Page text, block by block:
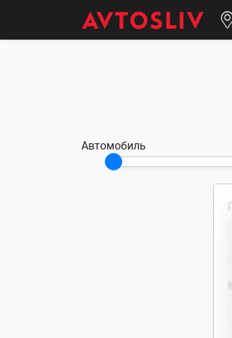
Автомобиль